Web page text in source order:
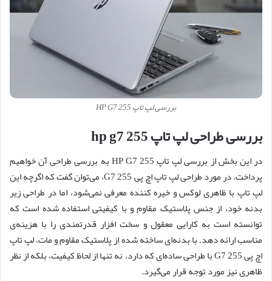
بررسی لپ تاپ HP G7 255
بررسی طراحی لپ تاپ hp g7 255
در این بخش از بررسی لپ تاپ HP G7 255 به بررسی طراحی آن خواهیم
پرداخت. در مورد طراحی لپ تاپ اچ پی 255 G7، می‌توان گفت که اگرچه این
لپ تاپ با ظاهری لوکس و خیره کننده معرفی نمی‌شود، اما در طراحی زیر
بدنه خود، از جنس پلاستیک مقاوم و با کیفیتی استفاده شده است که
توانسته است به کارایی معقول و سخت افزار قدرتمندی را با هزینه‌ی
مناسب ارائه دهد. با بدنه‌ای ساخته شده از پلاستیک مقاوم و مات، لپ تاپ
اچ پی 255 G7 با طراحی ساده‌ای که دارد، نه تنها از لحاظ کیفیت، بلکه از نظر
ظاهری نیز مورد توجه قرار می‌گیرد.